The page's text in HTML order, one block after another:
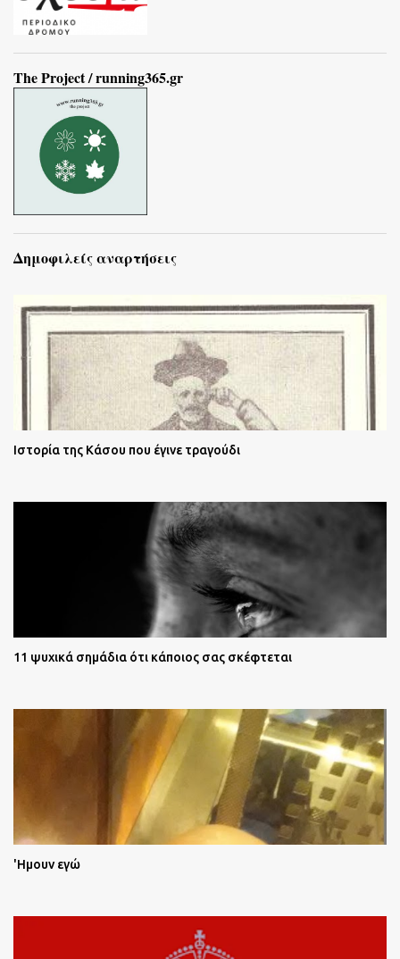
The Project / running365.gr
Δημοφιλείς αναρτήσεις
Ιστορία της Κάσου που έγινε τραγούδι
11 ψυχικά σημάδια ότι κάποιος σας σκέφτεται
'Ημουν εγώ